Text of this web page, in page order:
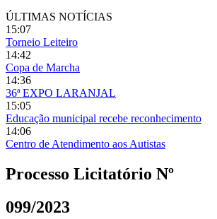
ÚLTIMAS NOTÍCIAS
15:07
Torneio Leiteiro
14:42
Copa de Marcha
14:36
36ª EXPO LARANJAL
15:05
Educação municipal recebe reconhecimento
14:06
Centro de Atendimento aos Autistas
Processo Licitatório Nº
099/2023